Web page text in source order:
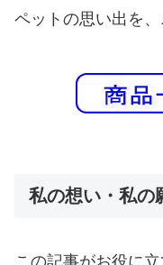
ペットの思い出を
私の想い・私の